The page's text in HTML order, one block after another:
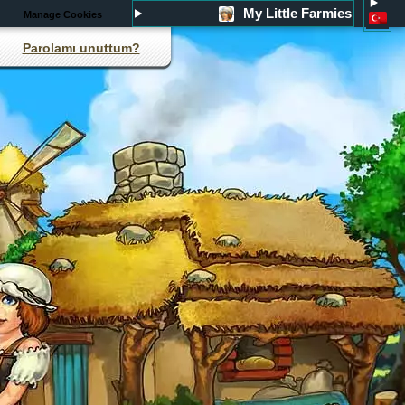
Manage Cookies My Little Farmies
Parolamı unuttum?